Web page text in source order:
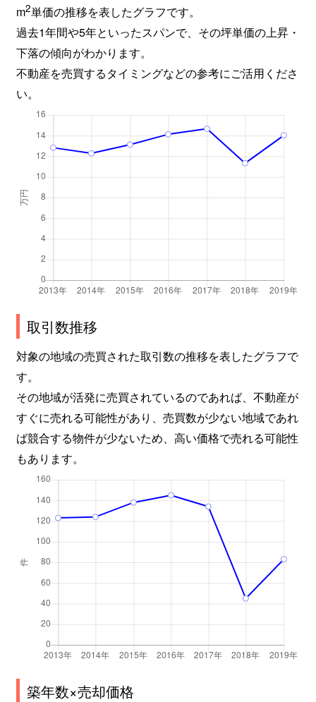
m2単価の推移を表したグラフです。
過去1年間や5年といったスパンで、その坪単価の上昇・
下落の傾向がわかります。
不動産を売買するタイミングなどの参考にご活用くださ
い。
取引数推移
対象の地域の売買された取引数の推移を表したグラフで
す。
その地域が活発に売買されているのであれば、不動産が
すぐに売れる可能性があり、売買数が少ない地域であれ
ば競合する物件が少ないため、高い価格で売れる可能性
もあります。
築年数×売却価格